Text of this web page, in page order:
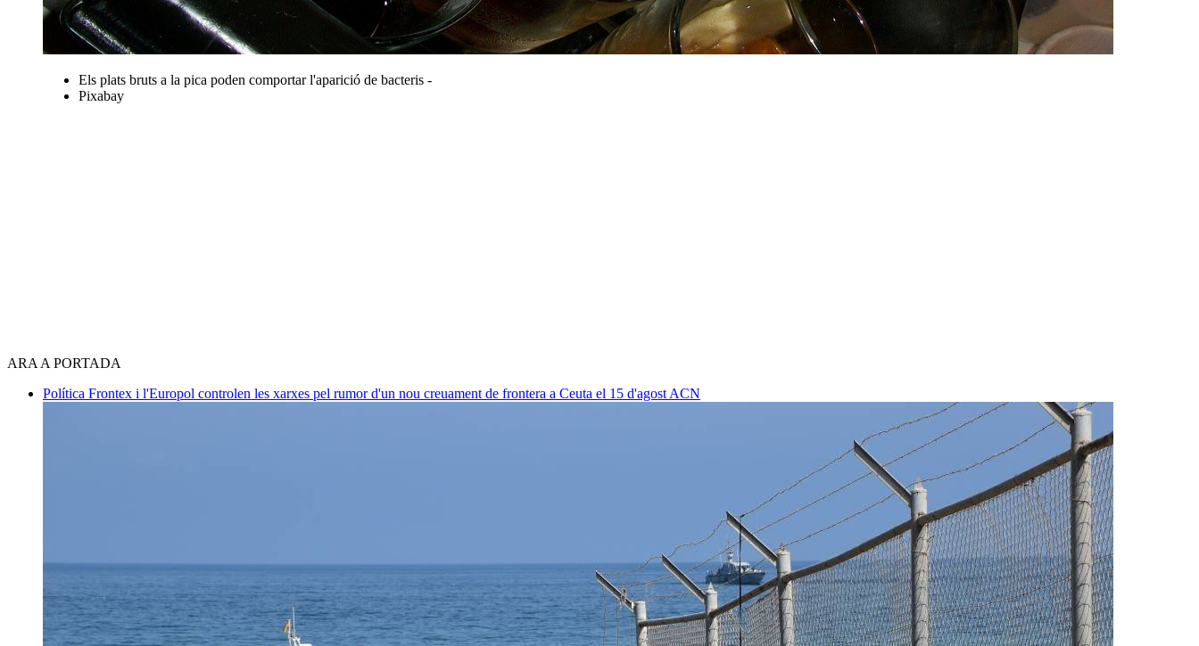
Els plats bruts a la pica poden comportar l'aparició de bacteris -
Pixabay
ARA A PORTADA
Política Frontex i l'Europol controlen les xarxes pel rumor d'un nou creuament de frontera a Ceuta el 15 d'agost ACN